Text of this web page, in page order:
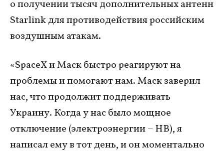
о получении тысяч дополнительных антенн
Starlink для противодействия российским
воздушным атакам.
«SpaceX и Маск быстро реагируют на
проблемы и помогают нам. Маск заверил
нас, что продолжит поддерживать
Украину. Когда у нас было мощное
отключение (электроэнергии – НВ), я
написал ему в тот день, и он моментально